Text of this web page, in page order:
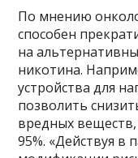
По мнению
способен
на
никотина.
устройства для
позволить
вредных
95%. «Действуя в